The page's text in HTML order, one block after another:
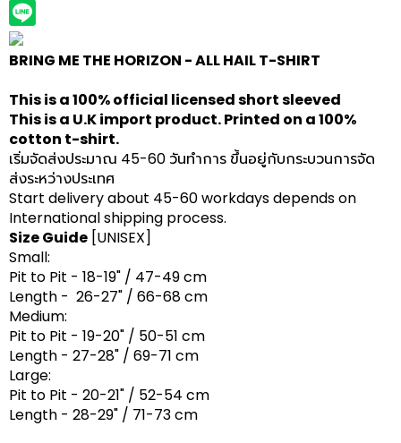
BRING ME THE HORIZON - ALL HAIL T-SHIRT
This is a 100% official licensed short sleeved
This is a U.K import product. Printed on a 100%
cotton t-shirt.
เริ่มจัดส่งประมาณ 45-60 วันทำการ ขึ้นอยู่กับกระบวนการจัด
ส่งระหว่างประเทศ
Start delivery about 45-60 workdays depends on
International shipping process.
Size Guide [UNISEX]
Small:
Pit to Pit - 18-19" / 47-49 cm
Length - 26-27" / 66-68 cm
Medium:
Pit to Pit - 19-20" / 50-51 cm
Length - 27-28" / 69-71 cm
Large:
Pit to Pit - 20-21" / 52-54 cm
Length - 28-29" / 71-73 cm